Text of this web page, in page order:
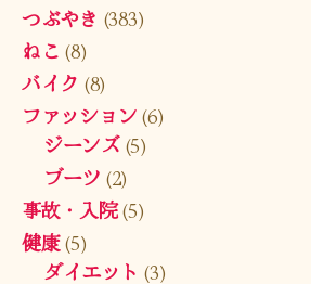
つぶやき (383)
ねこ (8)
バイク (8)
ファッション(6)
ジーンズ(5)
ブーツ (2)
事故・入院(5)
健康(5)
ダイエット (3)